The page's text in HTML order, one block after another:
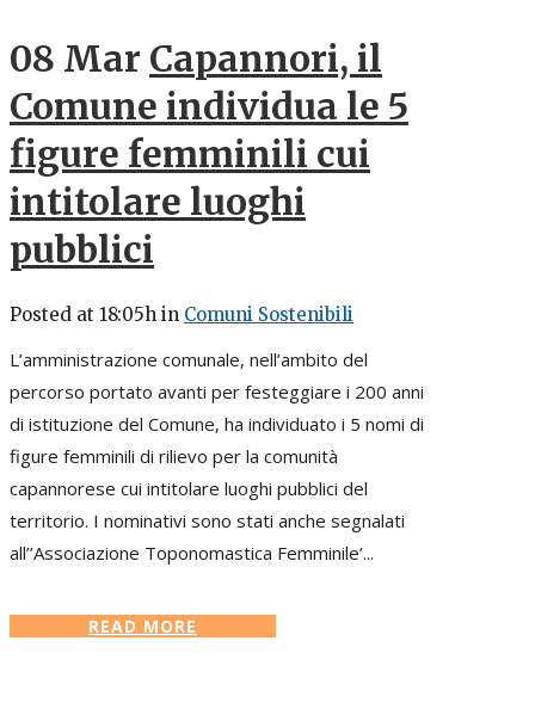
08 Mar Capannori, il
Comune individua le 5
figure femminili cui
intitolare luoghi
pubblici
Posted at 18:05h in Comuni Sostenibili
L’amministrazione comunale, nell’ambito del
percorso portato avanti per festeggiare i 200 anni
di istituzione del Comune, ha individuato i 5 nomi di
figure femminili di rilievo per la comunità
capannorese cui intitolare luoghi pubblici del
territorio. I nominativi sono stati anche segnalati
all’’Associazione Toponomastica Femminile’...
READ MORE